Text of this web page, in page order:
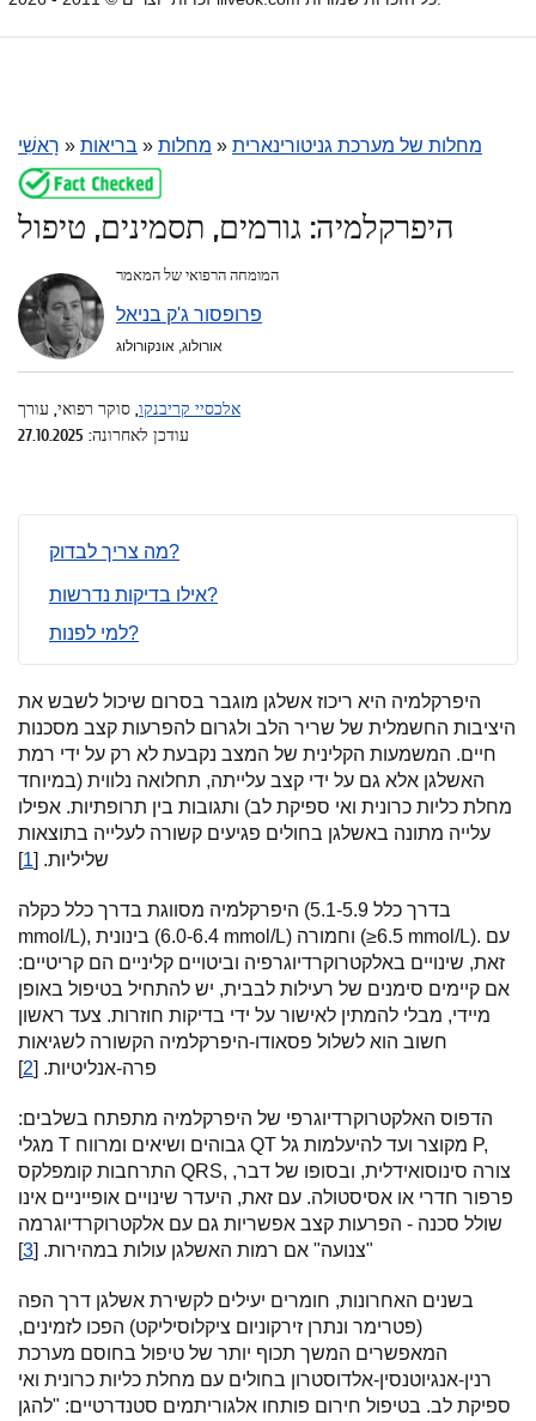
רָאשִׁי » בריאות » מחלות » מחלות של מערכת גניטורינארית
היפרקלמיה: גורמים, תסמינים, טיפול
המומחה הרפואי של המאמר
פרופסור ג'ק בניאל
אורולוג, אונקורולוג
אלכסיי קריבנקו, סוקר רפואי, עורך
עודכן לאחרונה: 27.10.2025
מה צריך לבדוק?
אילו בדיקות נדרשות?
למי לפנות?
היפרקלמיה היא ריכוז אשלגן מוגבר בסרום שיכול לשבש את
היציבות החשמלית של שריר הלב ולגרום להפרעות קצב מסכנות
חיים. המשמעות הקלינית של המצב נקבעת לא רק על ידי רמת
האשלגן אלא גם על ידי קצב עלייתה, תחלואה נלווית (במיוחד
מחלת כליות כרונית ואי ספיקת לב) ותגובות בין תרופתיות. אפילו
עלייה מתונה באשלגן בחולים פגיעים קשורה לעלייה בתוצאות
שליליות. [1
]
היפרקלמיה מסווגת בדרך כלל כקלה (בדרך כלל 5.1-5.9
mmol/L), בינונית (6.0-6.4 mmol/L) וחמורה (≥6.5 mmol/L). עם
זאת, שינויים באלקטרוקרדיוגרפיה וביטויים קליניים הם קריטיים:
אם קיימים סימנים של רעילות לבבית, יש להתחיל בטיפול באופן
מיידי, מבלי להמתין לאישור על ידי בדיקות חוזרות. צעד ראשון
חשוב הוא לשלול פסאודו-היפרקלמיה הקשורה לשגיאות
פרה-אנליטיות. [2
]
הדפוס האלקטרוקרדיוגרפי של היפרקלמיה מתפתח בשלבים:
מגלי T גבוהים ושיאים ומרווח QT מקוצר ועד להיעלמות גל P,
התרחבות קומפלקס QRS, צורה סינוסואידלית, ובסופו של דבר,
פרפור חדרי או אסיסטולה. עם זאת, היעדר שינויים אופייניים אינו
שולל סכנה - הפרעות קצב אפשריות גם עם אלקטרוקרדיוגרמה
"צנועה" אם רמות האשלגן עולות במהירות. [3
]
בשנים האחרונות, חומרים יעילים לקשירת אשלגן דרך הפה
(פטרימר ונתרן זירקוניום ציקלוסיליקט) הפכו לזמינים,
המאפשרים המשך תכוף יותר של טיפול בחוסם מערכת
רנין-אנגיוטנסין-אלדוסטרון בחולים עם מחלת כליות כרונית ואי
ספיקת לב. בטיפול חירום פותחו אלגוריתמים סטנדרטיים: "להגן